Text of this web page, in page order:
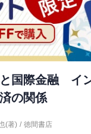
国際金融 イ
の関係
(著) / 徳間書店